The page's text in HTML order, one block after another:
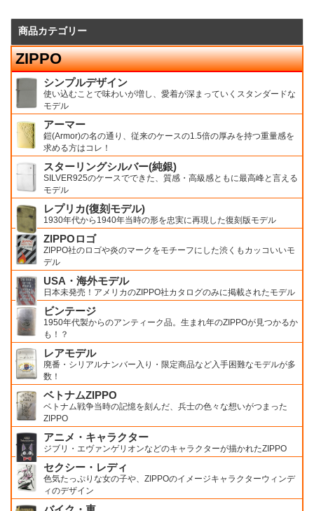
商品カテゴリー
ZIPPO
シンプルデザイン
使い込むことで味わいが増し、愛着が深まっていくスタンダードな
モデル
アーマー
鎧(Armor)の名の通り、従来のケースの1.5倍の厚みを持つ重量感を
求める方はコレ！
スターリングシルバー(純銀)
SILVER925のケースでできた、質感・高級感ともに最高峰と言える
モデル
レプリカ(復刻モデル)
1930年代から1940年当時の形を忠実に再現した復刻版モデル
ZIPPOロゴ
ZIPPO社のロゴや炎のマークをモチーフにした渋くもカッコいいモ
デル
USA・海外モデル
日本未発売！アメリカのZIPPO社カタログのみに掲載されたモデル
ビンテージ
1950年代製からのアンティーク品。生まれ年のZIPPOが見つかるか
も！？
レアモデル
廃番・シリアルナンバー入り・限定商品など入手困難なモデルが多
数！
ベトナムZIPPO
ベトナム戦争当時の記憶を刻んだ、兵士の色々な想いがつまった
ZIPPO
アニメ・キャラクター
ジブリ・エヴァンゲリオンなどのキャラクターが描かれたZIPPO
セクシー・レディ
色気たっぷりな女の子や、ZIPPOのイメージキャラクターウィンデ
ィのデザイン